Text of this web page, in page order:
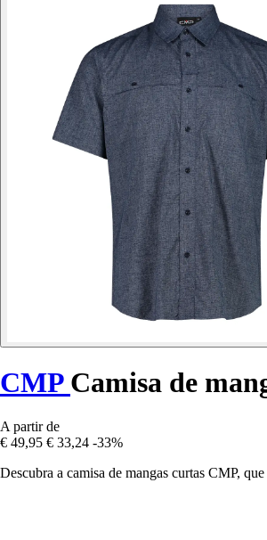
CMP Camisa de
A partir de
€ 49,95 € 33,24 -33%
Descubra a camisa de mangas curtas CMP,